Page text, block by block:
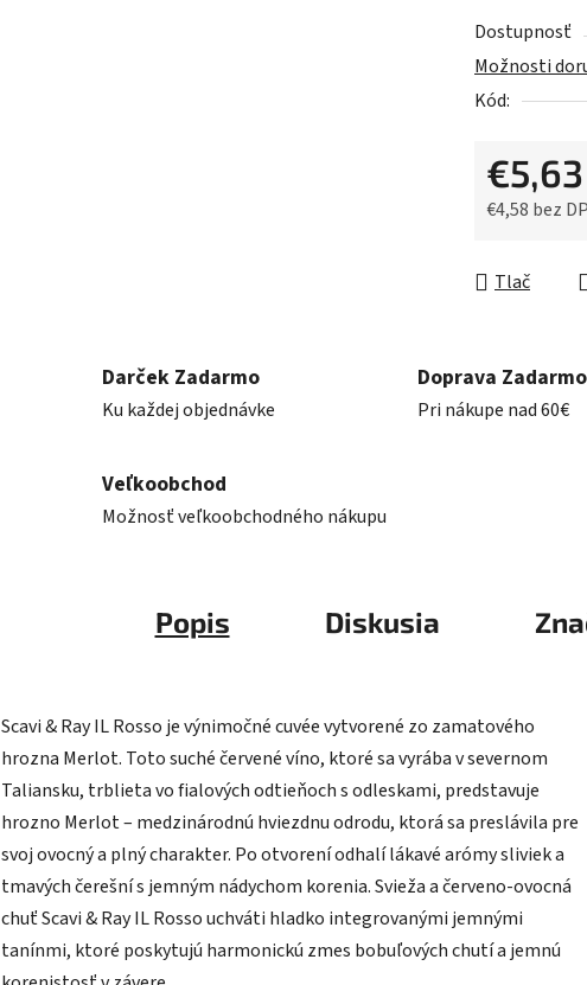
hviezdičiek.
Dostupnosť
Možnosti
Kód:
€5,63
€4,58 bez
Tlač
Darček Zadarmo
Ku každej objednávke
Doprava Zadarmo
Pri nákupe nad 60€
Veľkoobchod
Možnosť veľkoobchodného nákupu
Popis Diskusia
Scavi & Ray IL Rosso je výnimočné cuvée vytvorené zo zamatového
hrozna Merlot. Toto suché červené víno, ktoré sa vyrába v severnom
Taliansku, trblieta vo fialových odtieňoch s odleskami, predstavuje
hrozno Merlot – medzinárodnú hviezdnu odrodu, ktorá sa preslávila pre
svoj ovocný a plný charakter. Po otvorení odhalí lákavé arómy sliviek a
tmavých čerešní s jemným nádychom korenia. Svieža a červeno-ovocná
chuť Scavi & Ray IL Rosso uchváti hladko integrovanými jemnými
tanínmi, ktoré poskytujú harmonickú zmes bobuľových chutí a jemnú